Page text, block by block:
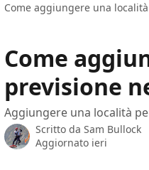
Come aggiungere una
Come
previsione
Aggiungere una località
Scritto da Sam Bullock
Aggiornato ieri